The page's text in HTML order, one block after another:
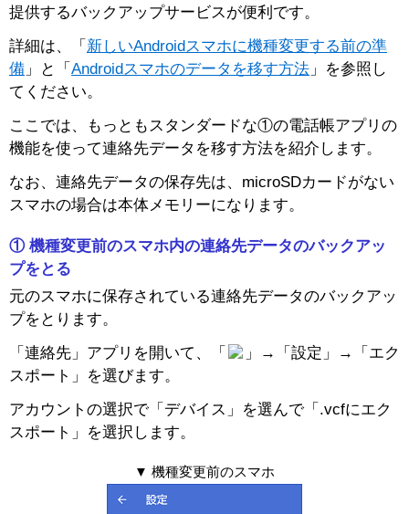
提供するバックアップサービスが便利です。
詳細は、「 新しいAndroidスマホに機種変更する前の準
備 」と「 Androidスマホのデータを移す方法 」を参照し
てください。
ここでは、もっともスタンダードな①の電話帳アプリの
機能を使って連絡先データを移す方法を紹介します。
なお、連絡先データの保存先は、microSDカードがない
スマホの場合は本体メモリーになります。
① 機種変更前のスマホ内の連絡先データのバックアッ
プをとる
元のスマホに保存されている連絡先データのバックアッ
プをとります。
「連絡先」アプリを開いて、「
」→「設定」→「エク
スポート」を選びます。
アカウントの選択で「デバイス」を選んで「.vcfにエク
スポート」を選択します。
▼ 機種変更前のスマホ